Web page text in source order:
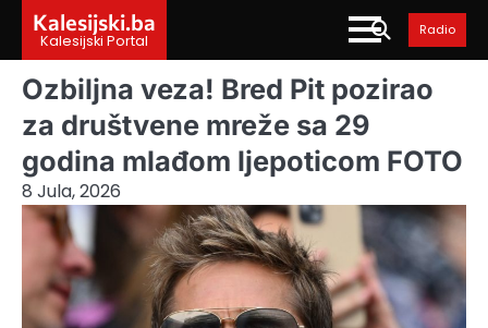
content
Kalesijski.ba
Kalesijski Portal
Radio
Ozbiljna veza! Bred Pit pozirao
za društvene mreže sa 29
godina mlađom ljepoticom FOTO
8 Jula, 2026